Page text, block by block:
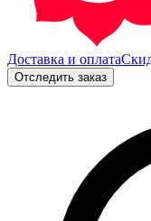
Доставка и оплата
Отследить заказ